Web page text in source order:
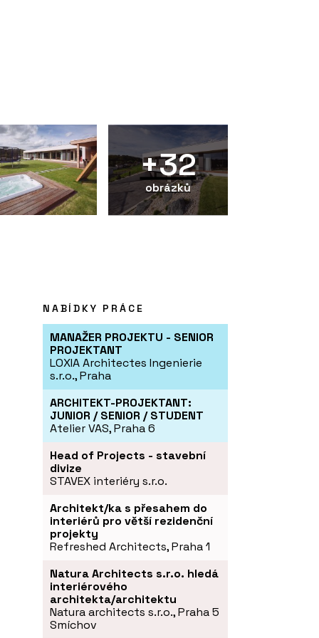
+32
obrázků
NABÍDKY PRÁCE
MANAŽER PROJEKTU - SENIOR
PROJEKTANT
LOXIA Architectes Ingenierie
s.r.o., Praha
ARCHITEKT-PROJEKTANT:
JUNIOR / SENIOR / STUDENT
Atelier VAS, Praha 6
Head of Projects - stavební
divize
STAVEX interiéry s.r.o.
Architekt/ka s přesahem do
interiérů pro větší rezidenční
projekty
Refreshed Architects, Praha 1
Natura Architects s.r.o. hledá
interiérového
architekta/architektu
Natura architects s.r.o., Praha 5
Smíchov